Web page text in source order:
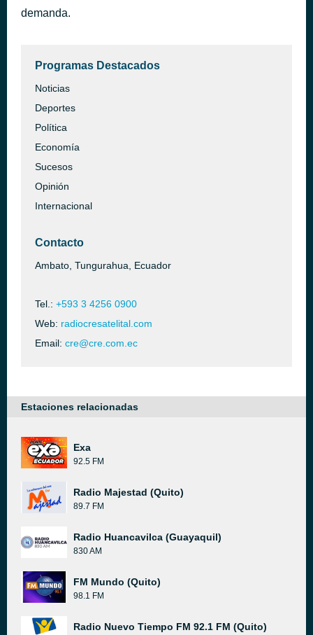
demanda.
Programas Destacados
Noticias
Deportes
Política
Economía
Sucesos
Opinión
Internacional
Contacto
Ambato, Tungurahua, Ecuador
Tel.: +593 3 4256 0900
Web: radiocresatelital.com
Email: cre@cre.com.ec
Estaciones relacionadas
Exa
92.5 FM
Radio Majestad (Quito)
89.7 FM
Radio Huancavilca (Guayaquil)
830 AM
FM Mundo (Quito)
98.1 FM
Radio Nuevo Tiempo FM 92.1 FM (Quito)